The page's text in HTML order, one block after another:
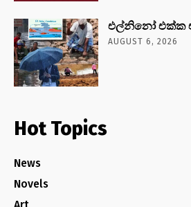
එල්නිනෝ එක්ක
AUGUST 6, 2026
Hot Topics
News
Novels
Art